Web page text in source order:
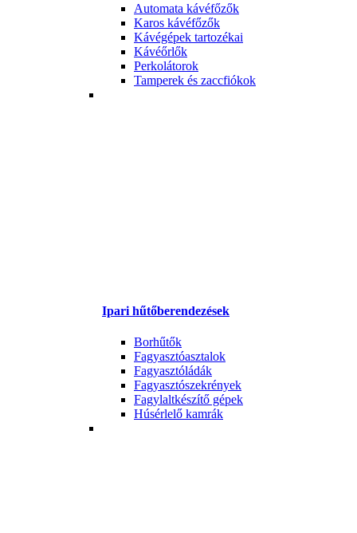
Automata kávéfőzők
Karos kávéfőzők
Kávégépek tartozékai
Kávéőrlők
Perkolátorok
Tamperek és zaccfiókok
Ipari hűtőberendezések
Borhűtők
Fagyasztóasztalok
Fagyasztóládák
Fagyasztószekrények
Fagylaltkészítő gépek
Húsérlelő kamrák